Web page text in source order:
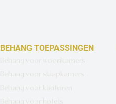
BEHANG TOEPASSINGEN
Behang voor woonkamers
Behang voor slaapkamers
Behang voor kantoren
Behang voor hotels